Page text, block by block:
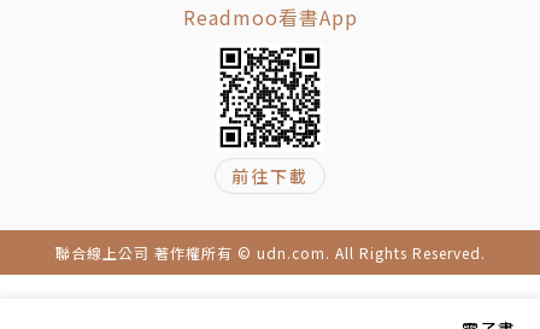
Readmoo看書App
前往下載
聯合線上公司 著作權所有 © udn.com. All Rights Reserved.